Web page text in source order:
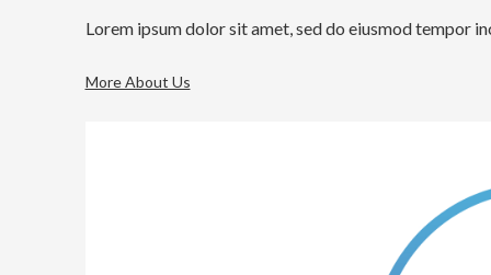
Lorem ipsum dolor sit amet, sed do eiusmod tempor
More About Us